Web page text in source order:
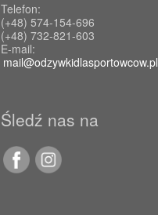
Telefon:
(+48) 574-154-696
(+48) 732-821-603
E-mail:
mail@odzywkidlasportowcow.pl
Śledź nas na